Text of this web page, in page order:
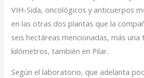
VIH-Sida, oncológicos y anticuerpos
en las otras dos plantas que la
seis hectáreas mencionadas, más
kilómetros, también en Pilar.
Según el laboratorio, que adelanta